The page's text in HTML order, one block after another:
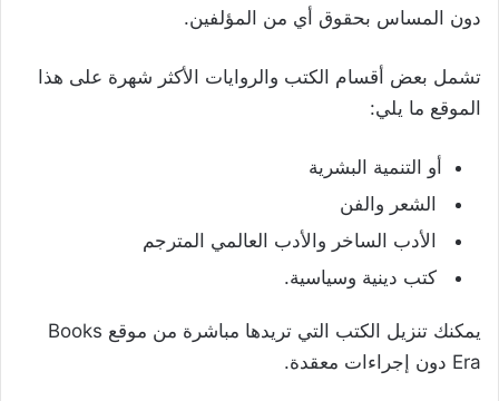
دون المساس بحقوق أي من المؤلفين.
تشمل بعض أقسام الكتب والروايات الأكثر شهرة على هذا
الموقع ما يلي:
أو التنمية البشرية
الشعر والفن
الأدب الساخر والأدب العالمي المترجم
كتب دينية وسياسية.
يمكنك تنزيل الكتب التي تريدها مباشرة من موقع Books
Era دون إجراءات معقدة.